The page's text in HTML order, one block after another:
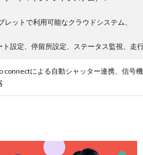
レットで利用可能なクラウドシステム、
ト設定、停留所設定、ステータス監視、走
connectによる自動シャッター連携、信号